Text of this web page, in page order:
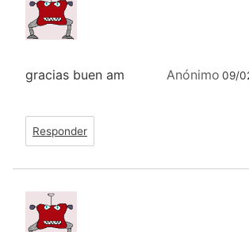
Anónimo 09/
gracias buen am
Responder